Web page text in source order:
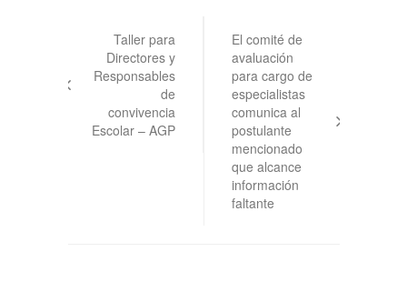
entradas
Taller para
Directores y
Responsables
de
convivencia
Escolar – AGP
El comité de
avaluación
para cargo de
especialistas
comunica al
postulante
mencionado
que alcance
información
faltante